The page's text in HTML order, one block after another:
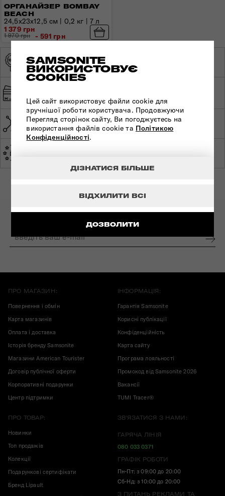
SAMSONITE
ВИКОРИСТОВУЄ
COOKIES
Цей сайт використовує файли cookie для
зручнішої роботи користувача. Продовжуючи
Перегляд сторінок сайту, Ви погоджуєтесь на
використання файлів cookie та Політикою
Конфіденційності.
ДОЗВОЛИТИ
ВІДХИЛИТИ ВСІ
ДІЗНАТИСЯ БІЛЬШЕ
ОРГАНАЙЗЕР BOMBAY
BEACH
24,5х23х12,5 см | 0,2 кг | 7 л
1 379 грн
1 970 грн - 591 грн
ОРИГІНАЛЬНА
ПРОДУКЦІЯ
ДИСТРИБ'ЮТОР
ДОСТАВКА
МЕРЕЖА МАГАЗИНІВ ПО
УКРАЇНІ
СВІТОВА ГАРАНТІЯ
ПРО МАГАЗИН:
Повернення і обмін
Карта магазинів
Оплата і доставка
Історія бренду Samsonite
Магазини American Tourister
Договір публічної оферти
Корпоративні подарунки
Центр підтримки
ІНФОРМАЦІЯ:
Гарантія Samsonite
Корисні публікації
Конфіденційність
Карта сайту
Програма лояльності
Промокод від Samsonite 2026
Вакансії
TUMI Tracer®
ПРО ТОВАР:
Новинки
Топ продажів
Колекції
Подарункові сертифікати
Бренд Lipault
ЗВ'ЯЗАТИСЯ З НАМИ:
ГАРЯЧА ЛІНІЯ
080 033 0371
ГРАФІК РОБОТИ
Пн-Пт: з 09:00 до 20:00
Сб-Нд: з 10:00 до 20:00
З ПИТАНЬ РЕКЛАМИ ТА